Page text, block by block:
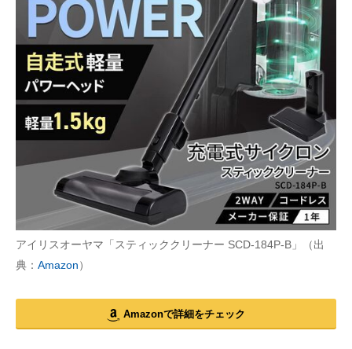
アイリスオーヤマ「スティッククリーナー SCD-184P-B」（出
典： Amazon）
Amazonで詳細をチェック